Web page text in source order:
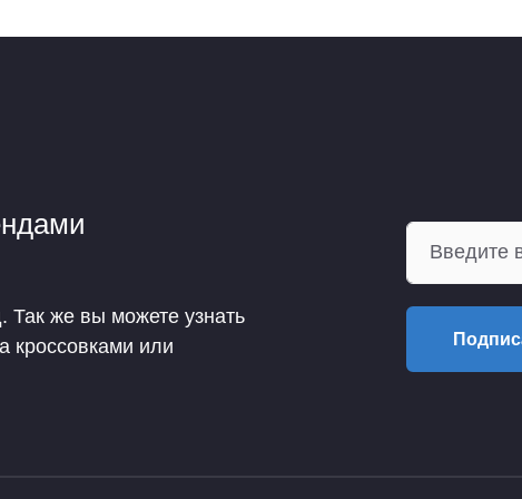
Так же вы можете узнать
кроссовками или